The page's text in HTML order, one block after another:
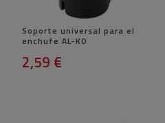
Soporte universal para el
enchufe AL-KO
2,59 €